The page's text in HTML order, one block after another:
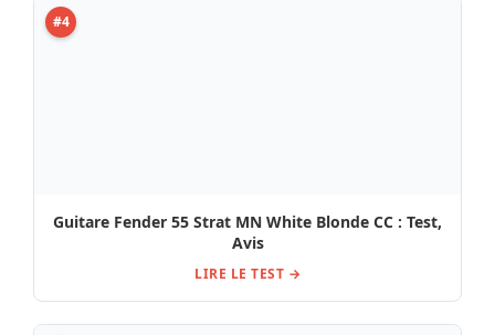
#4
Guitare Fender 55 Strat MN White Blonde CC : Test,
Avis
LIRE LE TEST →